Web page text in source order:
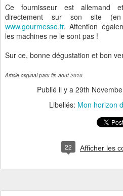
Ce fournisseur est allemand
directement sur son site
www.gourmesso.fr. Attention
les machines ne le sont pas !
Sur ce, bonne dégustation et bon
Article original paru fin aout 2010
Publié il y a 29th
Libellés: Mon horizon
22 Afficher les